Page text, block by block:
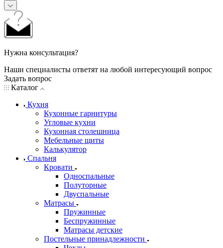
Нужна консультация?
Наши специалисты ответят на любой интересующий вопрос
Задать вопрос
Каталог
Кухня
Кухонные гарнитуры
Угловые кухни
Кухонная столешница
Мебельные щиты
Калькулятор
Спальня
Кровати
Односпальные
Полуторные
Двуспальные
Матрасы
Пружинные
Беспружинные
Матрасы детские
Постельные принадлежности